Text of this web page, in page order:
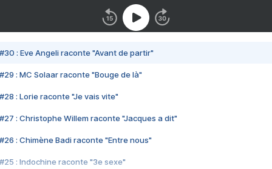
#30 : Eve Angeli raconte "Avant de partir"
#29 : MC Solaar raconte "Bouge de là"
#28 : Lorie raconte "Je vais vite"
#27 : Christophe Willem raconte "Jacques a dit"
#26 : Chimène Badi raconte "Entre nous"
#25 : Indochine raconte "3e sexe"